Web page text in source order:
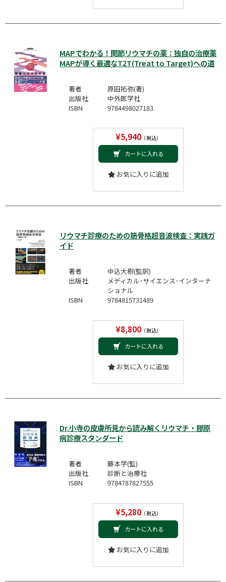
MAPでわかる！関節リウマチの薬：独自の治療薬
MAPが導く最適なT2T(Treat to Target)への道
著者
原田拓弥(著)
出版社
中外医学社
ISBN
9784498027183
¥5,940（税込）
カートに入れる
お気に入りに追加
リウマチ診療のための筋骨格超音波検査：実践ガ
イド
著者
中込大樹(監訳)
出版社
メディカル･サイエンス･インターナ
ショナル
ISBN
9784815731489
¥8,800（税込）
カートに入れる
お気に入りに追加
Dr.小寺の皮膚所見から読み解くリウマチ・膠原
病診療スタンダード
著者
藤本学(監)
出版社
診断と治療社
ISBN
9784787827555
¥5,280（税込）
カートに入れる
お気に入りに追加